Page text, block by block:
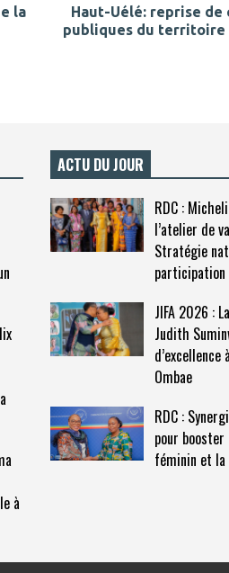
la
Haut-Uélé: reprise de
publiques du territoire
à
ACTU DU JOUR
RDC :
l’atelier de
Stratégie
JIFA 2026 :
Judith
Ombae
RDC :
pour
féminin et